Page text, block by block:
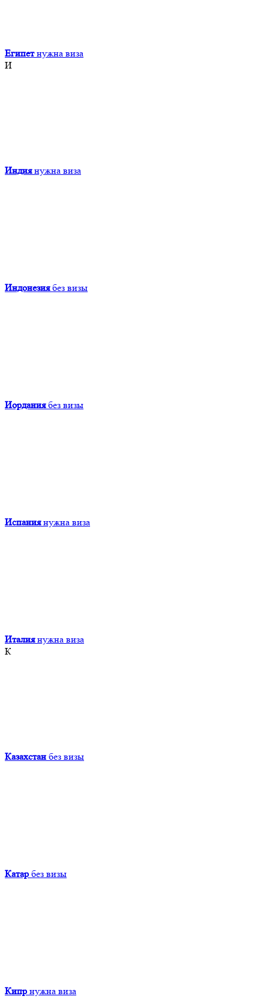
Египет нужна виза
И
Индия нужна виза
Индонезия без визы
Иордания без визы
Испания нужна виза
Италия нужна виза
К
Казахстан без визы
Катар без визы
Кипр нужна виза